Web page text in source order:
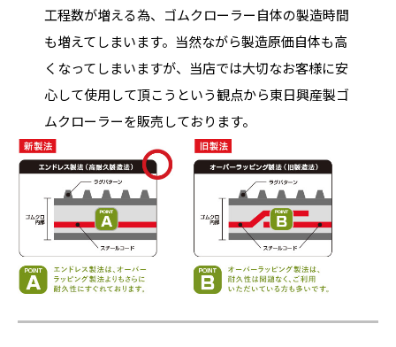
工程数が増える為、ゴムクローラー自体の製造時間
も増えてしまいます。当然ながら製造原価自体も高
くなってしまいますが、当店では大切なお客様に安
心して使用して頂こうという観点から東日興産製ゴ
ムクローラーを販売しております。